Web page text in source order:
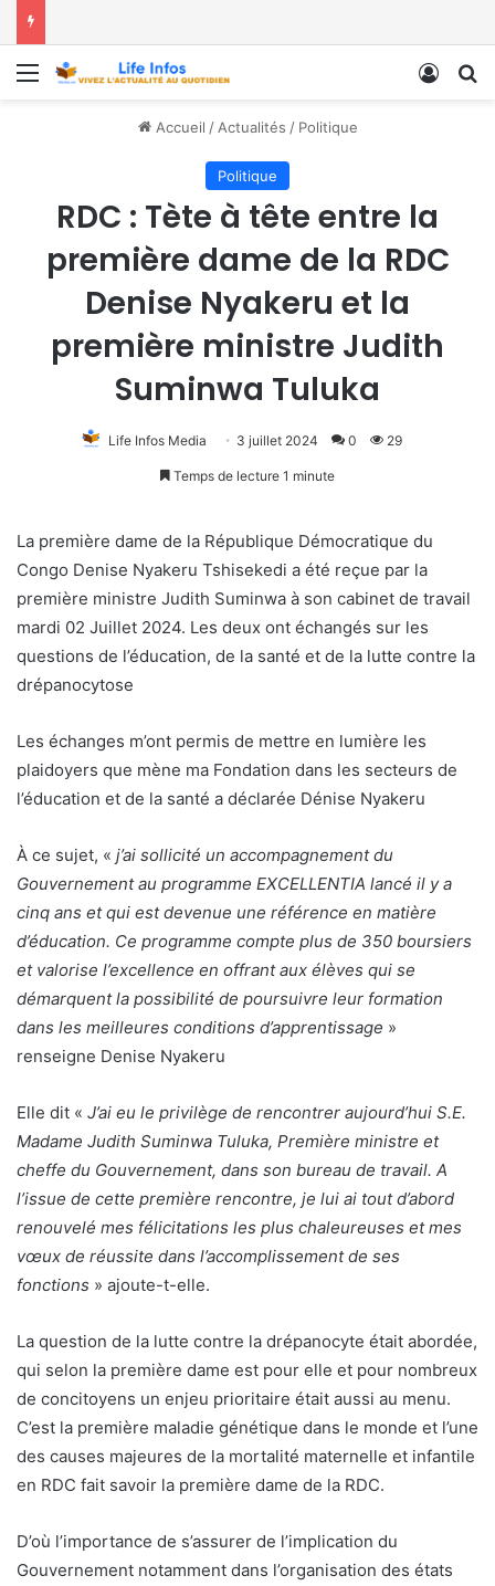
Menu
Accueil / Actualités / Politique
Politique
RDC : Tète à tête entre la
première dame de la RDC
Denise Nyakeru et la
première ministre Judith
Suminwa Tuluka
Life Infos Media 3 juillet 2024 0 29
Temps de lecture 1 minute
La première dame de la République Démocratique du
Congo Denise Nyakeru Tshisekedi a été reçue par la
première ministre Judith Suminwa à son cabinet de travail
mardi 02 Juillet 2024. Les deux ont échangés sur les
questions de l’éducation, de la santé et de la lutte contre la
drépanocytose
Les échanges m’ont permis de mettre en lumière les
plaidoyers que mène ma Fondation dans les secteurs de
l’éducation et de la santé a déclarée Dénise Nyakeru
À ce sujet, « j’ai sollicité un accompagnement du
Gouvernement au programme EXCELLENTIA lancé il y a
cinq ans et qui est devenue une référence en matière
d’éducation. Ce programme compte plus de 350 boursiers
et valorise l’excellence en offrant aux élèves qui se
démarquent la possibilité de poursuivre leur formation
dans les meilleures conditions d’apprentissage »
renseigne Denise Nyakeru
Elle dit « J’ai eu le privilège de rencontrer aujourd’hui S.E.
Madame Judith Suminwa Tuluka, Première ministre et
cheffe du Gouvernement, dans son bureau de travail. A
l’issue de cette première rencontre, je lui ai tout d’abord
renouvelé mes félicitations les plus chaleureuses et mes
vœux de réussite dans l’accomplissement de ses
fonctions » ajoute-t-elle.
La question de la lutte contre la drépanocyte était abordée,
qui selon la première dame est pour elle et pour nombreux
de concitoyens un enjeu prioritaire était aussi au menu.
C’est la première maladie génétique dans le monde et l’une
des causes majeures de la mortalité maternelle et infantile
en RDC fait savoir la première dame de la RDC.
D’où l’importance de s’assurer de l’implication du
Gouvernement notamment dans l’organisation des états